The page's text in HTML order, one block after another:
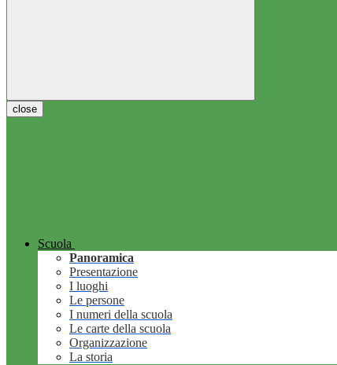
close
Scuola
Panoramica
Presentazione
I luoghi
Le persone
I numeri della scuola
Le carte della scuola
Organizzazione
La storia